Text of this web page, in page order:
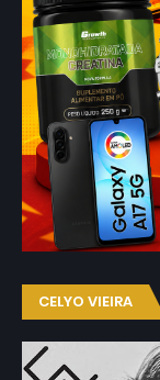
CELYO VIEIRA